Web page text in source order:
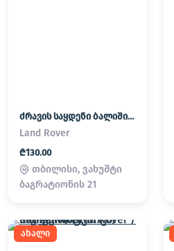
ძრავის საყდენი ბალიში (პადმატორნი) Land Rover / Range Rover
Land Rover
₾130.00
თბილისი, ვახუშტი
ბაგრატიონის 21
ახალი